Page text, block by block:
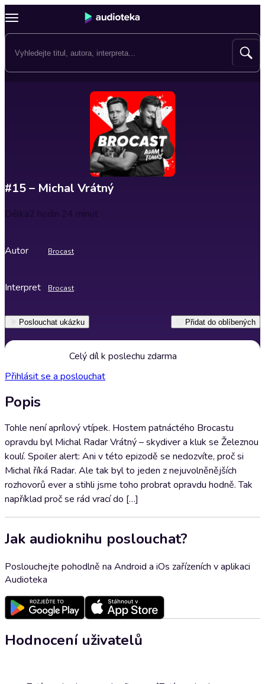
#15 – Michal Vrátný
Délka2 hodin 24 minut
Autor Brocast
Interpret Brocast
Poslouchat ukázku Přidat do oblíbených
Celý díl k poslechu zdarma
Přihlásit se a poslouchat
Popis
Tohle není aprílový vtípek. Hostem patnáctého Brocastu
opravdu byl Michal Radar Vrátný – skydiver a kluk se Železnou
koulí. Spoiler alert: Ani v této epizodě se nedozvíte, proč si
Michal říká Radar. Ale tak byl to jeden z nejuvolněnějších
rozhovorů ever a stihli jsme toho probrat opravdu hodně. Tak
například proč se rád vrací do […]
Jak audioknihu poslouchat?
Poslouchejte pohodlně na Android a iOs zařízeních v aplikaci
Audioteka
Hodnocení uživatelů